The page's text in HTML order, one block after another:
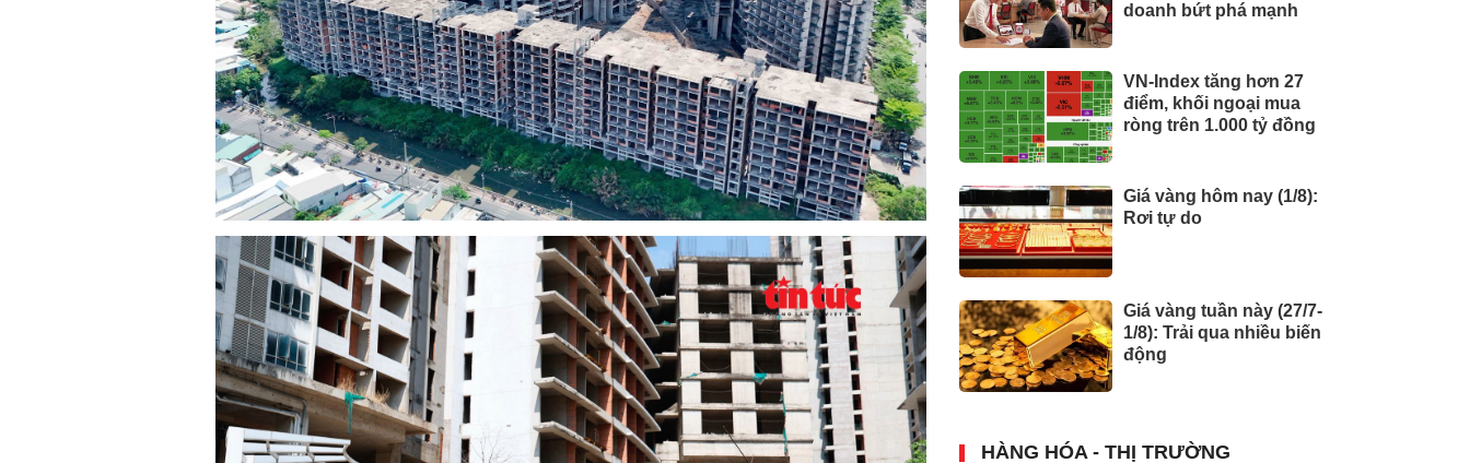
doanh bứt phá mạnh
VN-Index tăng hơn 27
điểm, khối ngoại mua
ròng trên 1.000 tỷ đồng
Giá vàng hôm nay (1/8):
Rơi tự do
Giá vàng tuần này (27/7-
1/8): Trải qua nhiều biến
động
HÀNG HÓA - THỊ TRƯỜNG